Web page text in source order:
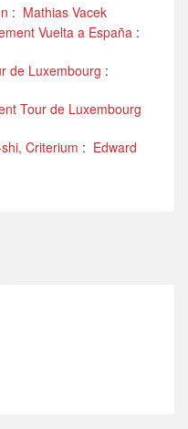
: Mathias Vacek
Vuelta a España :
de Luxembourg :
Tour de Luxembourg
Criterium : Edward